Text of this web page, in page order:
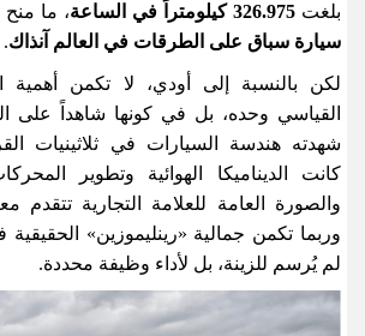
بلغت 326.975 كيلومتراً في الساعة، ما
سيارة سباق على الطرقات في العالم آنذاك.
لكن بالنسبة إلى أودي، لا تكمن أهمية
القياسي وحده، بل في كونها شاهداً على
شهدته هندسة السيارات في ثلاثينيات
كانت الديناميكا الهوائية وتطوير
والصورة العامة للعلامة التجارية تتقدم
وربما تكمن جمالية «رينليموزين»
لم يُرسم للزينة، بل لأداء وظيفة محددة.